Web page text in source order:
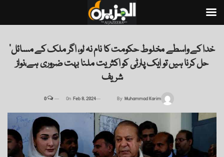
’خدا کے واسطے مخلوط حکومت کا نام نہ لو، اگر ملک کے مسائل
حل کرنا ہیں تو ایک پارٹی کو اکثریت ملنا بہت ضروری ہے،نواز
شریف
By Muhammad Karim
On Feb 8, 2024